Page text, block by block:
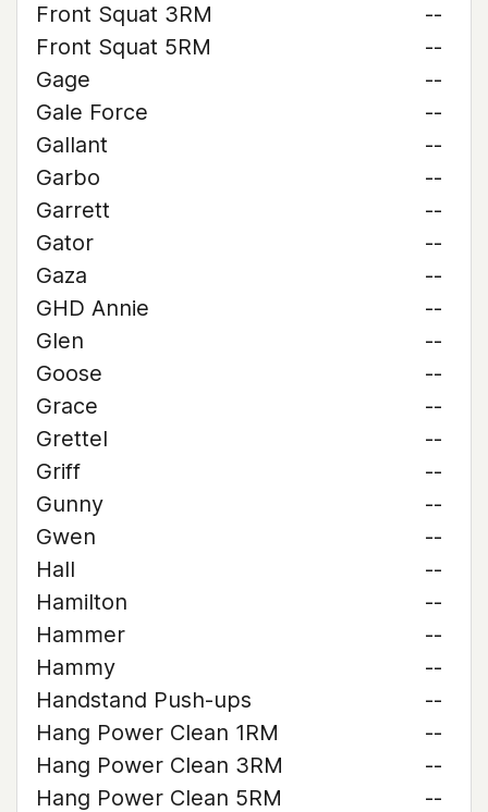
Front Squat 3RM
--
Front Squat 5RM
--
Gage
--
Gale Force
--
Gallant
--
Garbo
--
Garrett
--
Gator
--
Gaza
--
GHD Annie
--
Glen
--
Goose
--
Grace
--
Grettel
--
Griff
--
Gunny
--
Gwen
--
Hall
--
Hamilton
--
Hammer
--
Hammy
--
Handstand Push-ups
--
Hang Power Clean 1RM
--
Hang Power Clean 3RM
--
Hang Power Clean 5RM
--